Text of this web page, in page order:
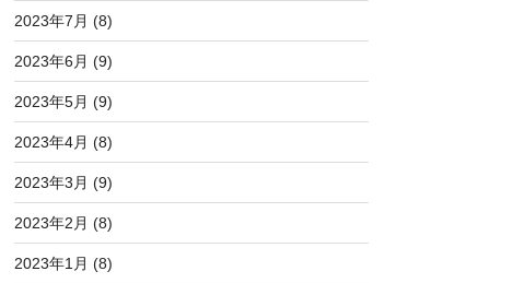
2023年7月 (8)
2023年6月 (9)
2023年5月 (9)
2023年4月 (8)
2023年3月 (9)
2023年2月 (8)
2023年1月 (8)